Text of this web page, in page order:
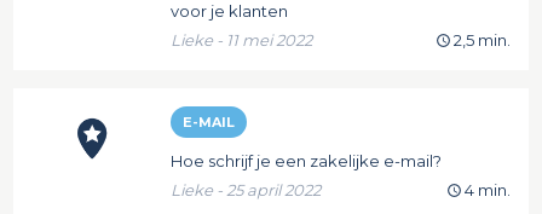
voor je klanten
Lieke - 11 mei 2022
2,5 min.
E-MAIL
Hoe schrijf je een zakelijke e-mail?
Lieke - 25 april 2022
4 min.